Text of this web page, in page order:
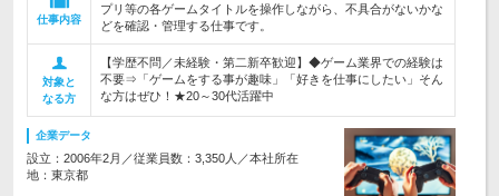
仕事内容
プリ等の各ゲームタイトルを操作しながら、不具合がないかな
どを確認・管理する仕事です。
対象と
なる方
【学歴不問／未経験・第二新卒歓迎】◆ゲーム業界での経験は
不要⇒「ゲームをする事が趣味」「好きを仕事にしたい」そん
な方はぜひ！★20～30代活躍中
企業データ
設立：2006年2月／従業員数：3,350人／本社所在
地：東京都